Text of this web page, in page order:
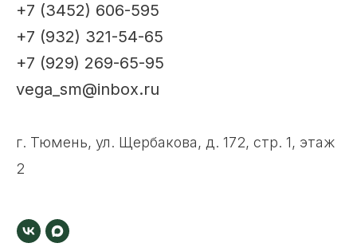
+7 (3452) 606-595
+7 (932) 321-54-65
+7 (929) 269-65-95
vega_sm@inbox.ru
г. Тюмень, ул. Щербакова, д. 172, стр. 1, этаж
2